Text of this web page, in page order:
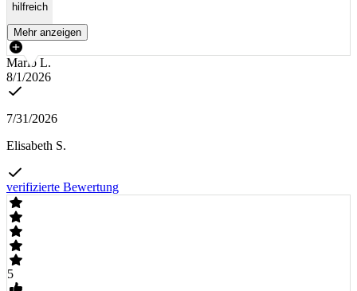
hilfreich
Mehr anzeigen
Mario L.
8/1/2026
7/31/2026
Elisabeth S.
verifizierte Bewertung
5